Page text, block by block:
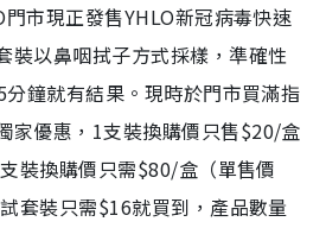
門市現正發售YHLO新冠病毒快速
裝以鼻咽拭子方式採樣，準確性
鐘就有結果。現時於門市買滿指
家優惠，1支裝換購價只售$20/盒
裝換購價只需$80/盒（單售價
套裝只需$16就買到，產品數量